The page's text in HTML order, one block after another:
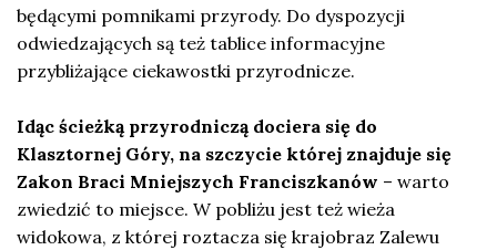
będącymi pomnikami przyrody. Do dyspozycji
odwiedzających są też tablice informacyjne
przybliżające ciekawostki przyrodnicze.
Idąc ścieżką przyrodniczą dociera się do
Klasztornej Góry, na szczycie której znajduje się
Zakon Braci Mniejszych Franciszkanów – warto
zwiedzić to miejsce. W pobliżu jest też wieża
widokowa, z której roztacza się krajobraz Zalewu